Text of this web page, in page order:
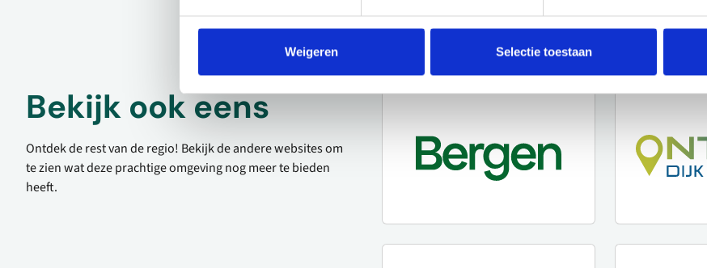
Weigeren Selectie toestaan
Bekijk ook eens
Ontdek de rest van de regio! Bekijk de andere websites om
te zien wat deze prachtige omgeving nog meer te bieden
heeft.